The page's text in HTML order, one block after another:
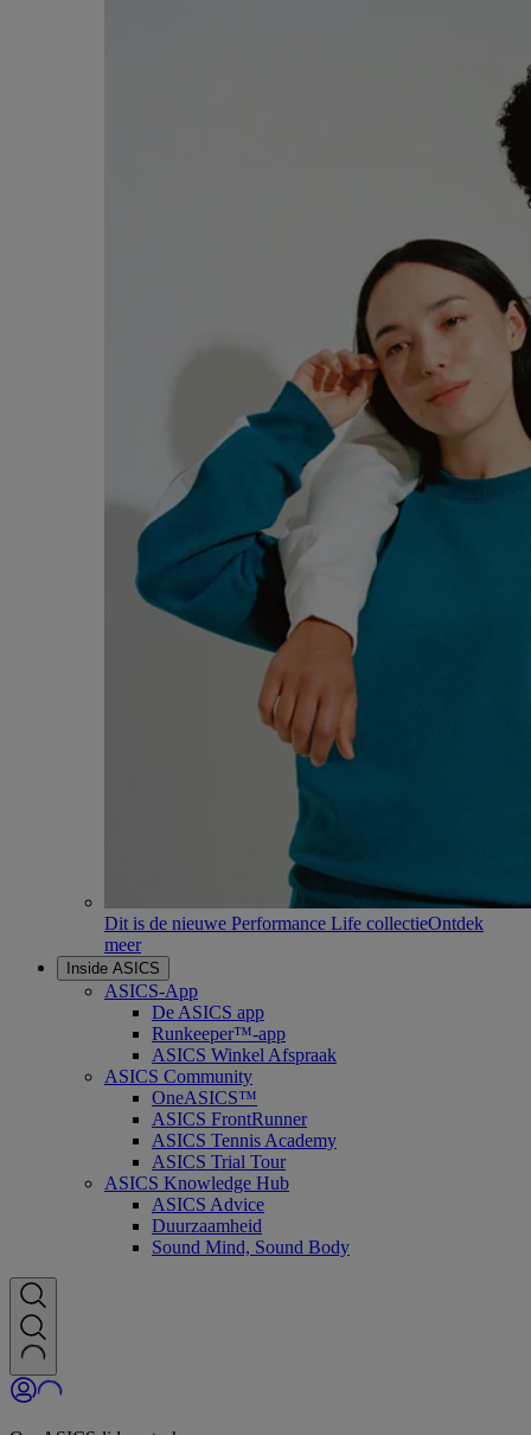
Dit is de nieuwe Performance Life collectieOntdek
meer
Inside ASICS
ASICS-App
De ASICS app
Runkeeper™-app
ASICS Winkel Afspraak
ASICS Community
OneASICS™
ASICS FrontRunner
ASICS Tennis Academy
ASICS Trial Tour
ASICS Knowledge Hub
ASICS Advice
Duurzaamheid
Sound Mind, Sound Body